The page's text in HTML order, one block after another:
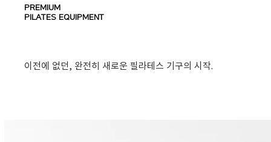
PREMIUM
PILATES EQUIPMENT
이전에 없던, 완전히 새로운 필라테스 기구의 시작.